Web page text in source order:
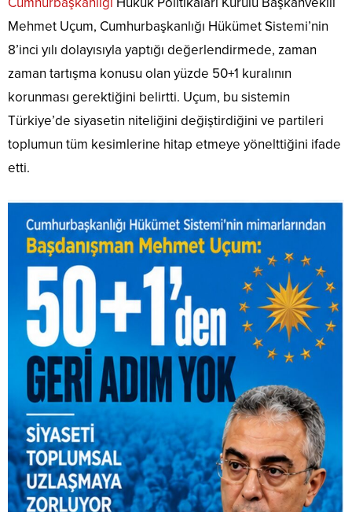
Mehmet Uçum, Cumhurbaşkanlığı Hükümet Sistemi’nin
8’inci yılı dolayısıyla yaptığı değerlendirmede, zaman
zaman tartışma konusu olan yüzde 50+1 kuralının
korunması gerektiğini belirtti. Uçum, bu sistemin
Türkiye’de siyasetin niteliğini değiştirdiğini ve partileri
toplumun tüm kesimlerine hitap etmeye yönelttiğini ifade
etti.